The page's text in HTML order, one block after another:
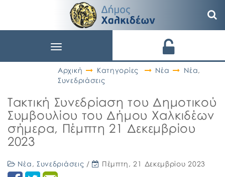
Toggle
Αρχική
Κατηγορίες Νέα Νέα,
Συνεδριάσεις
Τακτική Συνεδρίαση του Δημοτικού
Συμβουλίου του Δήμου Χαλκιδέων
σήμερα, Πέμπτη 21 Δεκεμβρίου
2023
Νέα , Συνεδριάσεις / Πέμπτη, 21 Δεκεμβρίου 2023